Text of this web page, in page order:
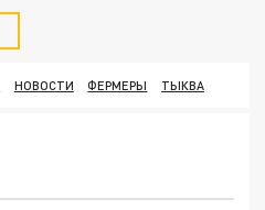
НОВОСТИ ФЕРМЕРЫ ТЫКВА